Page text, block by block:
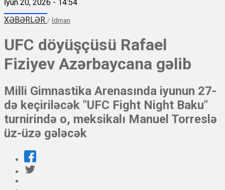
İyun 20, 2026 - 14:54
XƏBƏRLƏR / İdman
UFC döyüşçüsü Rafael
Fiziyev Azərbaycana gəlib
Milli Gimnastika Arenasında iyunun 27-
də keçiriləcək "UFC Fight Night Baku"
turnirində o, meksikalı Manuel Torreslə
üz-üzə gələcək